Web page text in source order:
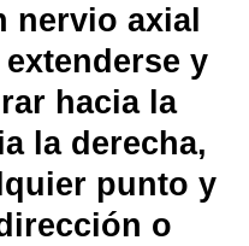
nervio axial
y
hacia la
la derecha,
punto y
o